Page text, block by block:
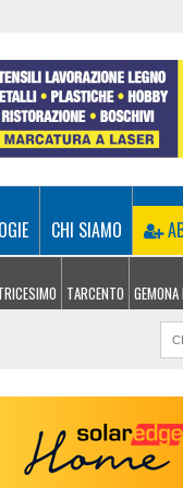
CHI SIAMO
TARCENTO GEMONA